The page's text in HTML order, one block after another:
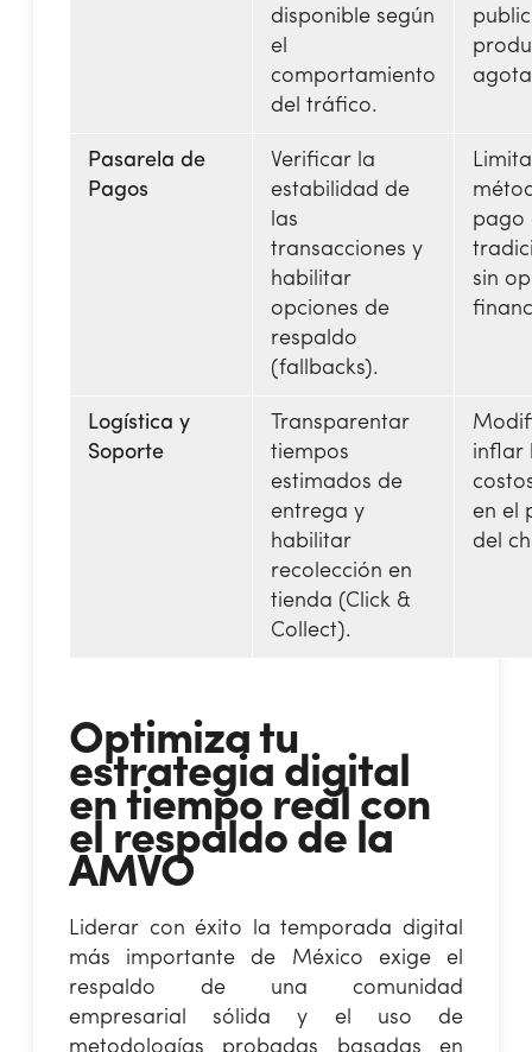
disponible según
el
comportamiento
del tráfico.
Pasarela de
Pagos
Verificar la
estabilidad de
las
transacciones y
habilitar
opciones de
respaldo
(fallbacks).
pago
sin
Logística y
Soporte
Transparentar
tiempos
estimados de
entrega y
habilitar
recolección en
tienda (Click &
Collect).
inflar
en el
del
Optimiza tu
estrategia digital
en tiempo real con
el respaldo de la
AMVO
Liderar con éxito la temporada digital
más importante de México exige el
respaldo de una comunidad
empresarial sólida y el uso de
metodologías probadas basadas en